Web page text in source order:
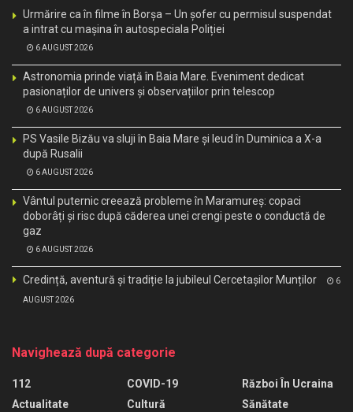
Urmărire ca în filme în Borșa – Un șofer cu permisul suspendat
a intrat cu mașina în autospeciala Poliției
6 AUGUST 2026
Astronomia prinde viață în Baia Mare. Eveniment dedicat
pasionaților de univers și observațiilor prin telescop
6 AUGUST 2026
PS Vasile Bizău va sluji în Baia Mare și Ieud în Duminica a X-a
după Rusalii
6 AUGUST 2026
Vântul puternic creează probleme în Maramureș: copaci
doborâți și risc după căderea unei crengi peste o conductă de
gaz
6 AUGUST 2026
Credință, aventură și tradiție la jubileul Cercetașilor Munților 6
AUGUST 2026
Navighează după categorie
112
Actualitate
COVID-19
Cultură
Război În Ucraina
Sănătate